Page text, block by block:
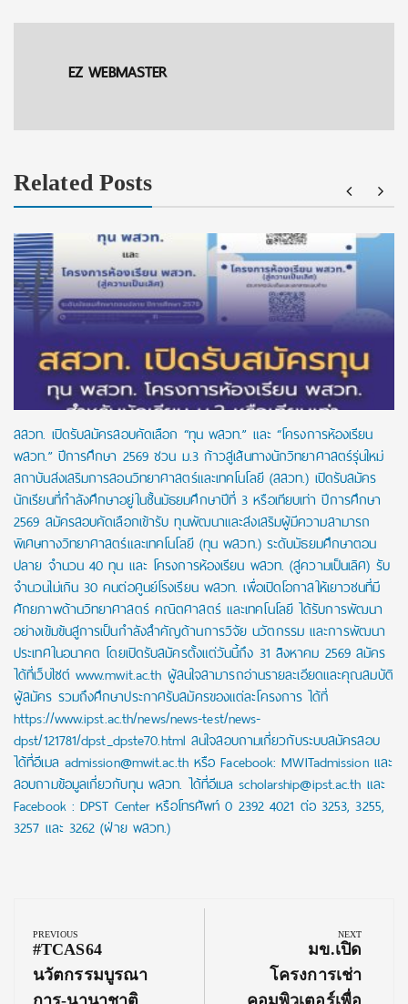
EZ WEBMASTER
Related Posts
สสวท. เปิดรับสมัครสอบคัดเลือก “ทุน พสวท.” และ “โครงการห้องเรียน
พสวท.” ปีการศึกษา 2569 ชวน ม.3 ก้าวสู่เส้นทางนักวิทยาศาสตร์รุ่นใหม่
สถาบันส่งเสริมการสอนวิทยาศาสตร์และเทคโนโลยี (สสวท.) เปิดรับสมัคร
นักเรียนที่กำลังศึกษาอยู่ในชั้นมัธยมศึกษาปีที่ 3 หรือเทียบเท่า ปีการศึกษา
2569 สมัครสอบคัดเลือกเข้ารับ ทุนพัฒนาและส่งเสริมผู้มีความสามารถ
พิเศษทางวิทยาศาสตร์และเทคโนโลยี (ทุน พสวท.) ระดับมัธยมศึกษาตอน
ปลาย จำนวน 40 ทุน และ โครงการห้องเรียน พสวท. (สู่ความเป็นเลิศ) รับ
จำนวนไม่เกิน 30 คนต่อศูนย์โรงเรียน พสวท. เพื่อเปิดโอกาสให้เยาวชนที่มี
ศักยภาพด้านวิทยาศาสตร์ คณิตศาสตร์ และเทคโนโลยี ได้รับการพัฒนา
อย่างเข้มข้นสู่การเป็นกำลังสำคัญด้านการวิจัย นวัตกรรม และการพัฒนา
ประเทศในอนาคต โดยเปิดรับสมัครตั้งแต่วันนี้ถึง 31 สิงหาคม 2569 สมัคร
ได้ที่เว็บไซต์ www.mwit.ac.th ผู้สนใจสามารถอ่านรายละเอียดและคุณสมบัติ
ผู้สมัคร รวมถึงศึกษาประกาศรับสมัครของแต่ละโครงการ ได้ที่
https://www.ipst.ac.th/news/news-test/news-
dpst/121781/dpst_dpste70.html สนใจสอบถามเกี่ยวกับระบบสมัครสอบ
ได้ที่อีเมล admission@mwit.ac.th หรือ Facebook: MWITadmission และ
สอบถามข้อมูลเกี่ยวกับทุน พสวท. ได้ที่อีเมล scholarship@ipst.ac.th และ
Facebook : DPST Center หรือโทรศัพท์ 0 2392 4021 ต่อ 3253, 3255,
3257 และ 3262 (ฝ่าย พสวท.)
navigation
PREVIOUS
Previous
Post:
#TCAS64
นวัตกรรมบูรณา
NEXT
Next
Post:
มข.เปิด
โครงการเช่า